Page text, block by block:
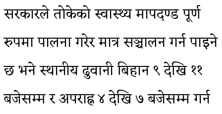
सरकारले तोकेको स्वास्थ्य मापदण्ड पूर्ण
रुपमा पालना गरेर मात्र सञ्चालन गर्न पाइने
छ भने स्थानीय ढुवानी बिहान ९ देखि ११
बजेसम्म र अपराह्न ४ देखि ७ बजेसम्म गर्न